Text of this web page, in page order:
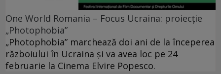
One World Romania – Focus Ucraina: proiecție
„Photophobia”
„Photophobia” marchează doi ani de la începerea
războiului în Ucraina și va avea loc pe 24
februarie la Cinema Elvire Popesco.